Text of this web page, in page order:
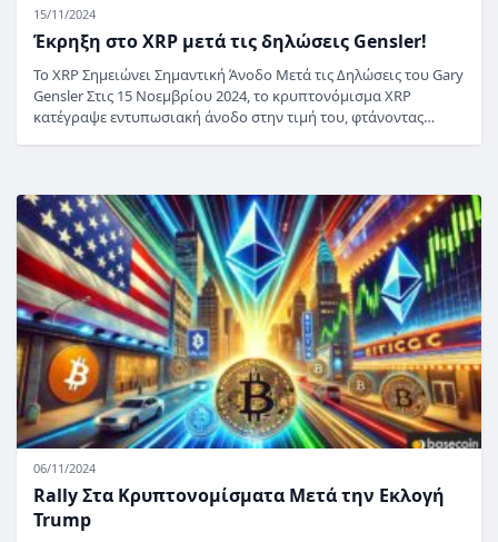
15/11/2024
Έκρηξη στο XRP μετά τις δηλώσεις Gensler!
Το XRP Σημειώνει Σημαντική Άνοδο Μετά τις Δηλώσεις του Gary
Gensler Στις 15 Νοεμβρίου 2024, το κρυπτονόμισμα XRP
κατέγραψε εντυπωσιακή άνοδο στην τιμή του, φτάνοντας…
06/11/2024
Rally Στα Κρυπτονομίσματα Μετά την Εκλογή
Trump